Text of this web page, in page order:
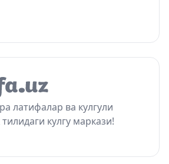
латифалар ва кулгули
кулгу маркази!